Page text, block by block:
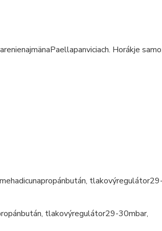
najmänaPaellapanviciach. Horákje
hadicunapropánbután, tlakovýregulátor
bután, tlakovýregulátor29-30mbar,